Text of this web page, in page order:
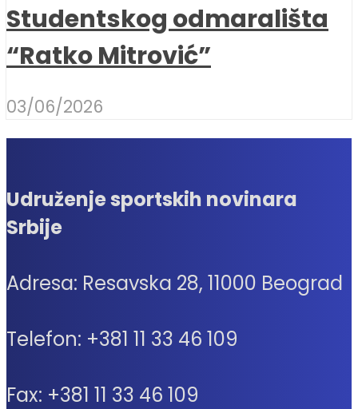
Studentskog odmarališta
“Ratko Mitrović”
03/06/2026
Udruženje sportskih novinara
Srbije
Adresa: Resavska 28, 11000 Beograd
Telefon: +381 11 33 46 109
Fax: +381 11 33 46 109